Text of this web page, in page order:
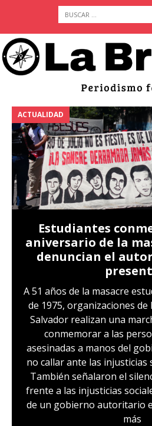
ACTUALIDAD
Estudiantes
aniversario de la
denuncian el
A 51 años de la masacre
de 1975, organizaciones de
Salvador realizan una
conmemorar a las
asesinadas a manos del
no callar ante las injusticias
También señalaron el
frente a las injusticias
de un gobierno autoritario
más